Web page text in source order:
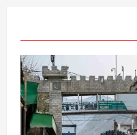
August 8, 2026